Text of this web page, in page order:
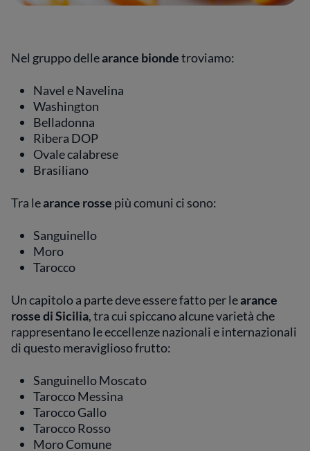
Nel gruppo dellearance biondetroviamo:
Navel e Navelina
Washington
Belladonna
Ribera DOP
Ovale calabrese
Brasiliano
Tra learance rosse più comuni ci sono:
Sanguinello
Moro
Tarocco
Un capitolo a parte deve essere fatto per learance
rosse di Sicilia, tra cui spiccano alcune varietà che
rappresentano le eccellenze nazionali e internazionali
di questo meraviglioso frutto:
Sanguinello Moscato
Tarocco Messina
Tarocco Gallo
Tarocco Rosso
Moro Comune